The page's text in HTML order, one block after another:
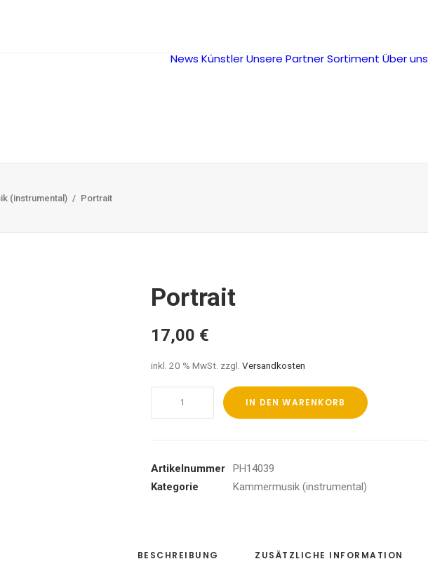
News KünstlerUnsere PartnerSortiment Über uns
(instrumental) Portrait
Portrait
17,00 €
inkl. 20 % MwSt. zzgl. Versandkosten
IN DEN WARENKORB
Artikelnummer
PH14039
Kategorie
Kammermusik (instrumental)
BESCHREIBUNG ZUSÄTZLICHE INFORMATION